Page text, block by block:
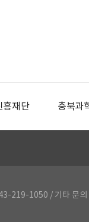
흥재단 충북과
219-1050 / 기타